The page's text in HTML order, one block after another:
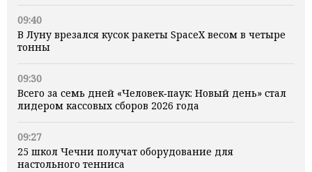
09:40
В Луну врезался кусок ракеты SpaceX весом в четыре
тонны
09:30
Всего за семь дней «Человек‑паук: Новый день» стал
лидером кассовых сборов 2026 года
09:27
25 школ Чечни получат оборудование для
настольного тенниса